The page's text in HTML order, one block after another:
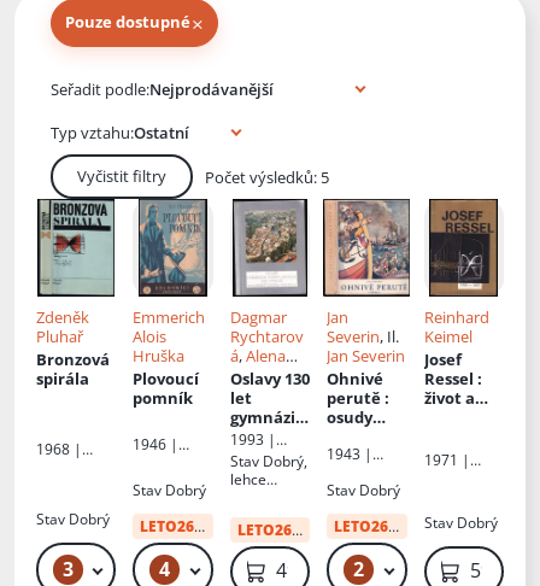
Pouze dostupné×
Seřadit podle:
Typ vztahu:
Vyčistit filtry Počet výsledků: 5
Zdeněk
Pluhař
Bronzová
spirála
1968 |
Stav Dobrý
3 49 Kč – 59 Kč
Emmerich
Alois
Hruška
Plovoucí
pomník
1946 |
Stav Dobrý
LETO26od: 29 Kč
4 49 Kč – 1 449 Kč
Dagmar
Rychtarov
á,Alena
Čermákov
á, Il.
Pavel
Gregor
Oslavy 130
let
gymnázia
a 200.
výročí
narození
Ressela
1993 |
Město
Chrudim
Stav Dobrý,
lehce
se vazba,
vše drží LETO26
:34 Kč
49 Kč
Jan
Severin, Il.
Jan Severin
Ohnivé
perutě:
osudy
Josefa
1943 |
Stav Dobrý
LETO26od: 10 Kč
2 49 Kč
Reinhard
Keimel
Josef
Ressel :
život a
dní
výstava :
Lublaň-
Praha
1971 :
[katalog]
1971 |
muzeum
Stav Dobrý
59 Kč